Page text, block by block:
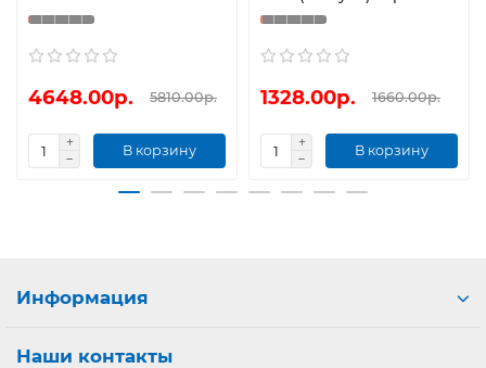
4648.00р. 5810.00р.
В корзину
1328.00р. 1660.00р.
В корзину
Информация
Наши контакты